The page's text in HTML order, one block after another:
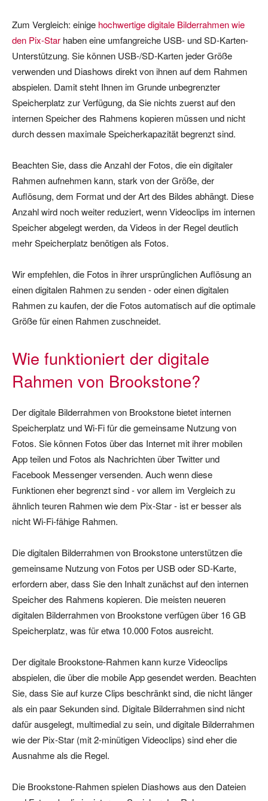
Zum Vergleich: einige hochwertige digitale Bilderrahmen wie
den Pix-Star haben eine umfangreiche USB- und SD-Karten-
Unterstützung. Sie können USB-/SD-Karten jeder Größe
verwenden und Diashows direkt von ihnen auf dem Rahmen
abspielen. Damit steht Ihnen im Grunde unbegrenzter
Speicherplatz zur Verfügung, da Sie nichts zuerst auf den
internen Speicher des Rahmens kopieren müssen und nicht
durch dessen maximale Speicherkapazität begrenzt sind.
Beachten Sie, dass die Anzahl der Fotos, die ein digitaler
Rahmen aufnehmen kann, stark von der Größe, der
Auflösung, dem Format und der Art des Bildes abhängt. Diese
Anzahl wird noch weiter reduziert, wenn Videoclips im internen
Speicher abgelegt werden, da Videos in der Regel deutlich
mehr Speicherplatz benötigen als Fotos.
Wir empfehlen, die Fotos in ihrer ursprünglichen Auflösung an
einen digitalen Rahmen zu senden - oder einen digitalen
Rahmen zu kaufen, der die Fotos automatisch auf die optimale
Größe für einen Rahmen zuschneidet.
Wie funktioniert der digitale
Rahmen von Brookstone?
Der digitale Bilderrahmen von Brookstone bietet internen
Speicherplatz und Wi-Fi für die gemeinsame Nutzung von
Fotos. Sie können Fotos über das Internet mit ihrer mobilen
App teilen und Fotos als Nachrichten über Twitter und
Facebook Messenger versenden. Auch wenn diese
Funktionen eher begrenzt sind - vor allem im Vergleich zu
ähnlich teuren Rahmen wie dem Pix-Star - ist er besser als
nicht Wi-Fi-fähige Rahmen.
Die digitalen Bilderrahmen von Brookstone unterstützen die
gemeinsame Nutzung von Fotos per USB oder SD-Karte,
erfordern aber, dass Sie den Inhalt zunächst auf den internen
Speicher des Rahmens kopieren. Die meisten neueren
digitalen Bilderrahmen von Brookstone verfügen über 16 GB
Speicherplatz, was für etwa 10.000 Fotos ausreicht.
Der digitale Brookstone-Rahmen kann kurze Videoclips
abspielen, die über die mobile App gesendet werden. Beachten
Sie, dass Sie auf kurze Clips beschränkt sind, die nicht länger
als ein paar Sekunden sind. Digitale Bilderrahmen sind nicht
dafür ausgelegt, multimedial zu sein, und digitale Bilderrahmen
wie der Pix-Star (mit 2-minütigen Videoclips) sind eher die
Ausnahme als die Regel.
Die Brookstone-Rahmen spielen Diashows aus den Dateien